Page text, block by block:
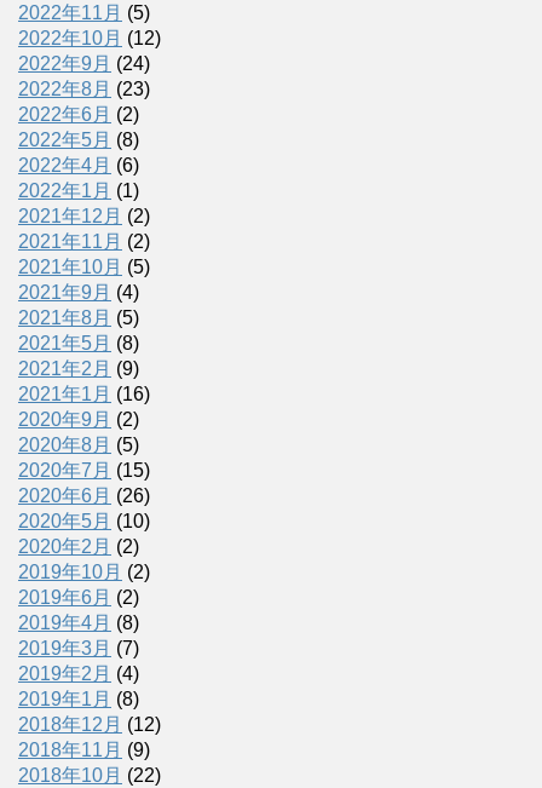
2022年11月 (5)
2022年10月 (12)
2022年9月 (24)
2022年8月 (23)
2022年6月 (2)
2022年5月 (8)
2022年4月 (6)
2022年1月 (1)
2021年12月 (2)
2021年11月 (2)
2021年10月 (5)
2021年9月 (4)
2021年8月 (5)
2021年5月 (8)
2021年2月 (9)
2021年1月 (16)
2020年9月 (2)
2020年8月 (5)
2020年7月 (15)
2020年6月 (26)
2020年5月 (10)
2020年2月 (2)
2019年10月 (2)
2019年6月 (2)
2019年4月 (8)
2019年3月 (7)
2019年2月 (4)
2019年1月 (8)
2018年12月 (12)
2018年11月 (9)
2018年10月 (22)